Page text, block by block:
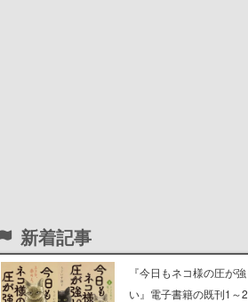
新着記事
『今日もネコ様の圧が強
い』電子書籍の既刊1～2